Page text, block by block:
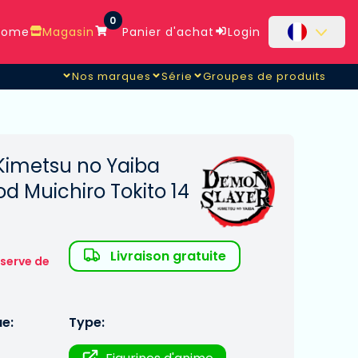
Magasin
0
Panier d'achat Login
Nos marques Série Groupes de produits
no Yaiba
Muichiro Tokito 14
de
Livraison gratuite
Type: